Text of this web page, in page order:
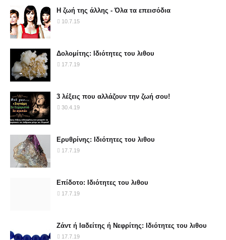
Η ζωή της άλλης - Όλα τα επεισόδια
10.7.15
Δολομίτης: Ιδιότητες του λιθου
17.7.19
3 λέξεις που αλλάζουν την ζωή σου!
30.4.19
Ερυθρίνης: Ιδιότητες του λιθου
17.7.19
Επίδοτο: Ιδιότητες του λιθου
17.7.19
Ζάντ ή Ιαδείτης ή Νεφρίτης: Ιδιότητες του λιθου
17.7.19